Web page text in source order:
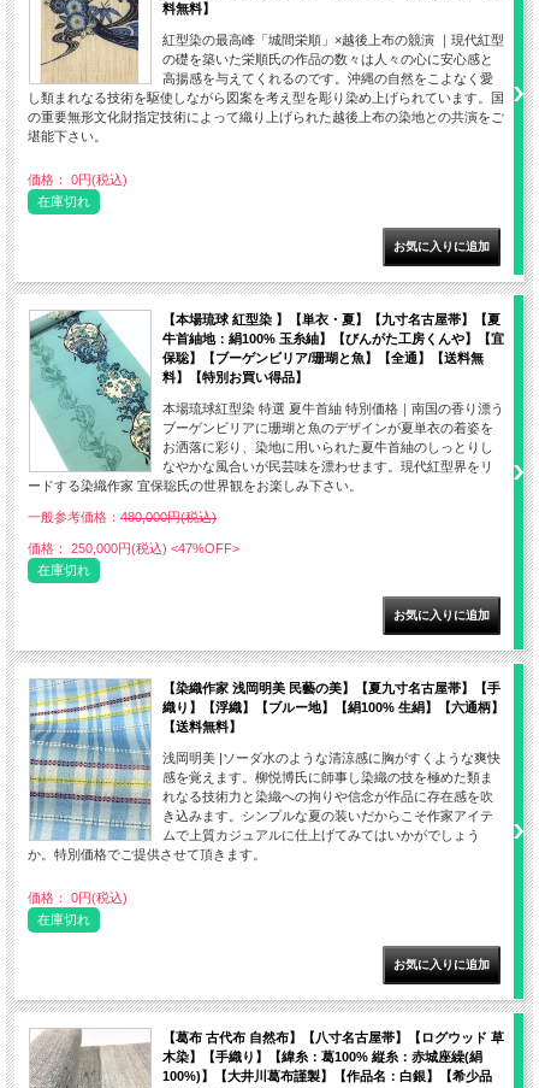
料無料】
紅型染の最高峰「城間栄順」×越後上布の競演 ｜現代紅型
の礎を築いた栄順氏の作品の数々は人々の心に安心感と
高揚感を与えてくれるのです。沖縄の自然をこよなく愛
し類まれなる技術を駆使しながら図案を考え型を彫り染め上げられています。国
の重要無形文化財指定技術によって織り上げられた越後上布の染地との共演をご
堪能下さい。
価格： 0円(税込)
在庫切れ
【本場琉球 紅型染 】【単衣・夏】【九寸名古屋帯】【夏
牛首紬地：絹100% 玉糸紬】【びんがた工房くんや】【宜
保聡】【ブーゲンビリア/珊瑚と魚】【全通】【送料無
料】【特別お買い得品】
本場琉球紅型染 特選 夏牛首紬 特別価格｜南国の香り漂う
ブーゲンビリアに珊瑚と魚のデザインが夏単衣の着姿を
お洒落に彩り、染地に用いられた夏牛首紬のしっとりし
なやかな風合いが民芸味を漂わせます。現代紅型界をリ
ードする染織作家 宜保聡氏の世界観をお楽しみ下さい。
一般参考価格： 480,000円(税込)
価格： 250,000円(税込) <47%OFF>
在庫切れ
【染織作家 浅岡明美 民藝の美】【夏九寸名古屋帯】【手
織り】【浮織】【ブルー地】【絹100% 生絹】【六通柄】
【送料無料】
浅岡明美 |ソーダ水のような清涼感に胸がすくような爽快
感を覚えます。柳悦博氏に師事し染織の技を極めた類ま
れなる技術力と染織への拘りや信念が作品に存在感を吹
き込みます。シンプルな夏の装いだからこそ作家アイテ
ムで上質カジュアルに仕上げてみてはいかがでしょう
か。特別価格でご提供させて頂きます。
価格： 0円(税込)
在庫切れ
【葛布 古代布 自然布】【八寸名古屋帯】【ログウッド 草
木染】【手織り】【緯糸：葛100% 縦糸：赤城座繰(絹
100%)】【大井川葛布謹製】【作品名：白銀】【希少品